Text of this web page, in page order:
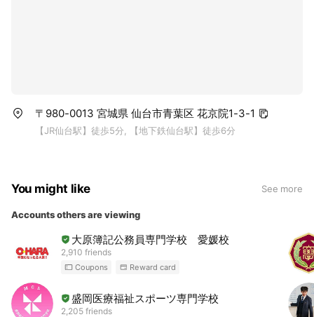
〒980-0013 宮城県 仙台市青葉区 花京院1-3-1
【JR仙台駅】徒歩5分, 【地下鉄仙台駅】徒歩6分
You might like See more
Accounts others are viewing
大原簿記公務員専門学校 愛媛校
2,910 friends
Coupons Reward card
盛岡医療福祉スポーツ専門学校
2,205 friends